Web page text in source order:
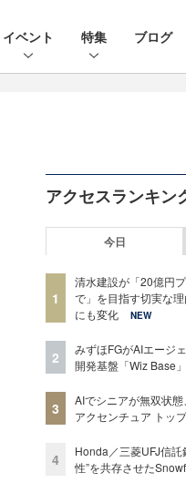
イベント 特集 ブログ
アクセスランキン
今日
1
清水建設が「20億円
で」を目指す切実な
にも変化
NEW
2
みずほFGがAIエージ
開発基盤「Wiz Base
3
AIでシニアが無双状
アクセンチュア トッ
4
Honda／三菱UFJ信託
性”を共存させた